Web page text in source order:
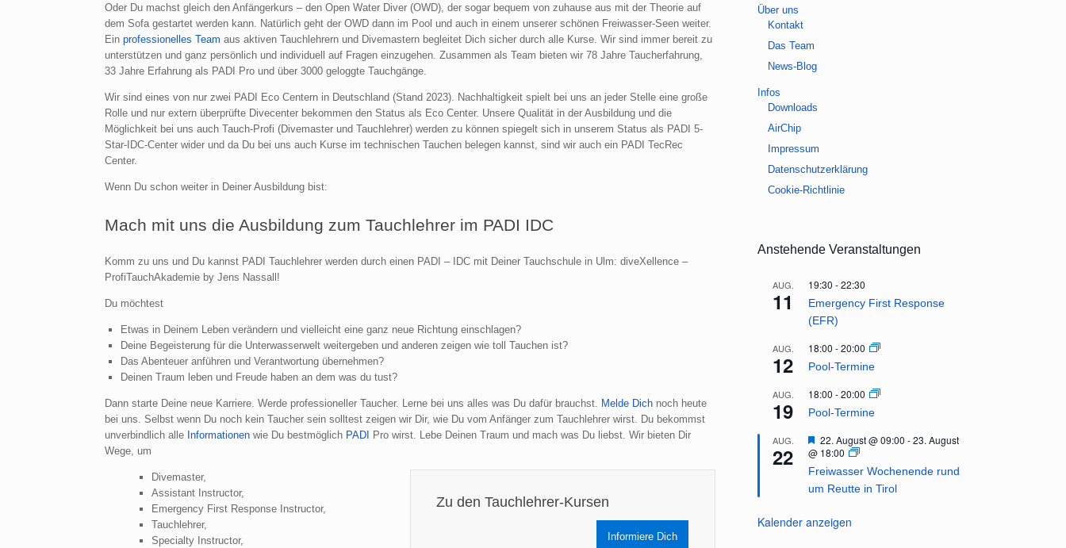
Oder Du machst gleich den Anfängerkurs – den Open Water Diver (OWD), der sogar bequem von zuhause aus mit der Theorie auf
dem Sofa gestartet werden kann. Natürlich geht der OWD dann im Pool und auch in einem unserer schönen Freiwasser-Seen weiter.
Ein professionelles Team aus aktiven Tauchlehrern und Divemastern begleitet Dich sicher durch alle Kurse. Wir sind immer bereit zu
unterstützen und ganz persönlich und individuell auf Fragen einzugehen. Zusammen als Team bieten wir 78 Jahre Taucherfahrung,
33 Jahre Erfahrung als PADI Pro und über 3000 geloggte Tauchgänge.
Wir sind eines von nur zwei PADI Eco Centern in Deutschland (Stand 2023). Nachhaltigkeit spielt bei uns an jeder Stelle eine große
Rolle und nur extern überprüfte Divecenter bekommen den Status als Eco Center. Unsere Qualität in der Ausbildung und die
Möglichkeit bei uns auch Tauch-Profi (Divemaster und Tauchlehrer) werden zu können spiegelt sich in unserem Status als PADI 5-
Star-IDC-Center wider und da Du bei uns auch Kurse im technischen Tauchen belegen kannst, sind wir auch ein PADI TecRec
Center.
Wenn Du schon weiter in Deiner Ausbildung bist:
Mach mit uns die Ausbildung zum Tauchlehrer im PADI IDC
Komm zu uns und Du kannst PADI Tauchlehrer werden durch einen PADI – IDC mit Deiner Tauchschule in Ulm: diveXellence –
ProfiTauchAkademie by Jens Nassall!
Du möchtest
Etwas in Deinem Leben verändern und vielleicht eine ganz neue Richtung einschlagen?
Deine Begeisterung für die Unterwasserwelt weitergeben und anderen zeigen wie toll Tauchen ist?
Das Abenteuer anführen und Verantwortung übernehmen?
Deinen Traum leben und Freude haben an dem was du tust?
Dann starte Deine neue Karriere. Werde professioneller Taucher. Lerne bei uns alles was Du dafür brauchst. Melde Dich noch heute
bei uns. Selbst wenn Du noch kein Taucher sein solltest zeigen wir Dir, wie Du vom Anfänger zum Tauchlehrer wirst. Du bekommst
unverbindlich alle Informationen wie Du bestmöglich PADI
Pro wirst. Lebe Deinen Traum und mach was Du liebst. Wir bieten Dir
Wege, um
Divemaster,
Assistant Instructor,
Emergency First Response Instructor,
Tauchlehrer,
Specialty Instructor,
Zu den Tauchlehrer-Kursen
Informiere Dich
Über uns
Kontakt
Das Team
News-Blog
Infos
Downloads
AirChip
Impressum
Datenschutzerklärung
Cookie-Richtlinie
Anstehende Veranstaltungen
AUG.
11
19:30 -22:30
Emergency First Response
(EFR)
AUG.
12
18:00 -20:00
Pool-Termine
AUG.
19
18:00 -20:00
Pool-Termine
AUG.
22
Hervorgehoben
22. August @ 09:00 -23. August
@ 18:00
Freiwasser Wochenende rund
um Reutte in Tirol
Kalender anzeigen